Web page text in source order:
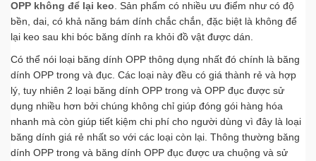
OPP không để lại keo . Sản phẩm có nhiều ưu điểm như có độ
bền, dai, có khả năng bám dính chắc chắn, đặc biệt là không để
lại keo sau khi bóc băng dính ra khỏi đồ vật được dán.
Có thể nói loại băng dính OPP thông dụng nhất đó chính là băng
dính OPP trong và đục. Các loại này đều có giá thành rẻ và hợp
lý, tuy nhiên 2 loại băng dính OPP trong và OPP đục được sử
dụng nhiều hơn bởi chúng không chỉ giúp đóng gói hàng hóa
nhanh mà còn giúp tiết kiệm chi phí cho người dùng vì đây là loại
băng dính giá rẻ nhất so với các loại còn lại. Thông thường băng
dính OPP trong và băng dính OPP đục được ưa chuộng và sử